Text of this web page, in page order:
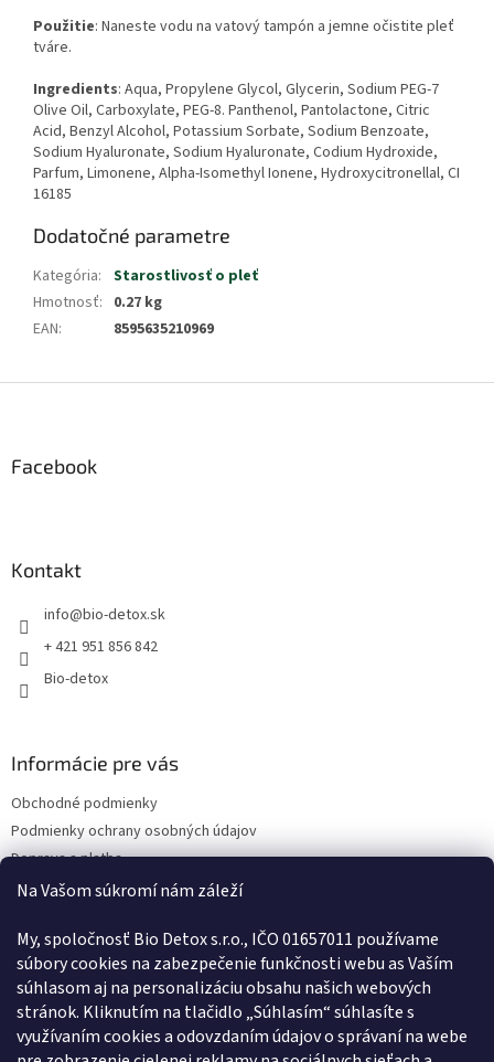
Na Vašom súkromí nám záleží
My, spoločnosť Bio Detox s.r.o., IČO 01657011 používame
súbory cookies na zabezpečenie funkčnosti webu as Vaším
súhlasom aj na personalizáciu obsahu našich webových
stránok. Kliknutím na tlačidlo „Súhlasím“ súhlasíte s
využívaním cookies a odovzdaním údajov o správaní na webe
Použitie: Naneste vodu na vatový tampón a jemne očistite pleť
tváre.
Ingredients: Aqua, Propylene Glycol, Glycerin, Sodium PEG-7
Olive Oil, Carboxylate, PEG-8. Panthenol, Pantolactone, Citric
Acid, Benzyl Alcohol, Potassium Sorbate, Sodium Benzoate,
Sodium Hyaluronate, Sodium Hyaluronate, Codium Hydroxide,
Parfum, Limonene, Alpha-Isomethyl Ionene, Hydroxycitronellal, CI
16185
Dodatočné parametre
Kategória: Starostlivosť o pleť
Hmotnosť: 0.27 kg
EAN: 8595635210969
Facebook
Kontakt
info@bio-detox.sk
+ 421 951 856 842
Bio-detox
Informácie pre vás
Obchodné podmienky
Podmienky ochrany osobných údajov
Doprava a platba
Kontakty
Reklamačný poriadok
Poučenie o uplatnení práva spotrebiteľa na odstúpenie od zmluvy
Vernostný program
Pravidlá vernostného programu
ODSTÚPENIE OD ZMLUVY